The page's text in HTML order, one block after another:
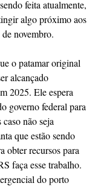
feita atualmente,
algo próximo aos
novembro.
o patamar original
alcançado
2025. Ele espera
governo federal para
não seja
que estão sendo
obter recursos para
faça esse trabalho.
do porto